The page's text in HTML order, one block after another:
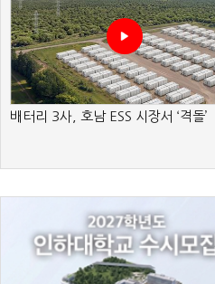
배터리 3사, 호남 ESS 시장서 ‘격돌’